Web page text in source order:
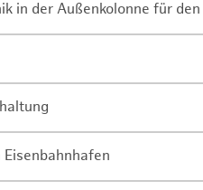
in der Außenkolonne für